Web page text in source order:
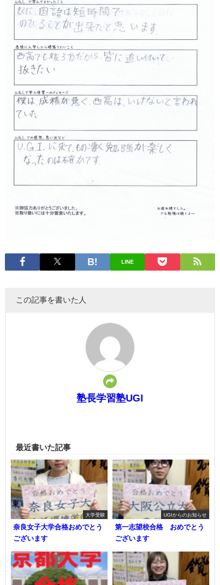
LINE
この記事を書いた人
塾長学習塾UGI
最近書いた記事
大学受験
奈良女子大学合格おめでとう
ございます
UGIからのお知らせ
第一志望校合格 おめでとう
ございます